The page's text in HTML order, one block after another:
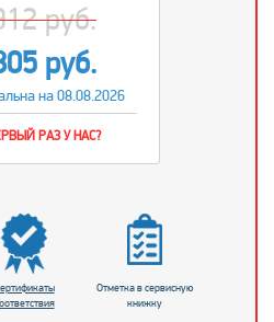
руб.
руб.
на 08.08.2026
РАЗ У НАС?
Отметка в сервисную
книжку